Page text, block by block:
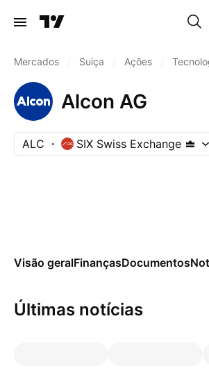
Mercados Suiça Ações
Alcon AG
ALC SIX Swiss Exchange
Visão geralFinançasDocumentos
Últimas notícias